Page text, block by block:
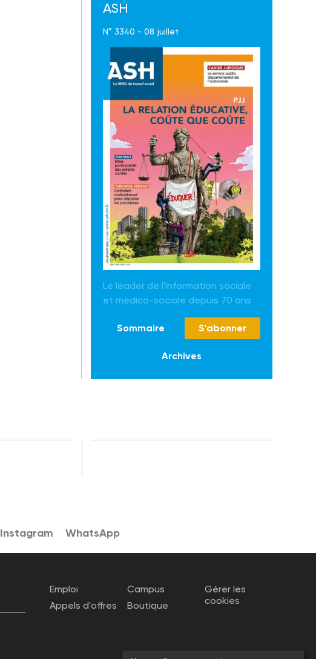
ASH
N° 3340 - 08 juillet
Le leader de l'information sociale
et médico-sociale depuis 70 ans
Sommaire S'abonner
Archives
Instagram WhatsApp
Emploi
Appels d'offres
Campus
Boutique
Gérer les
cookies